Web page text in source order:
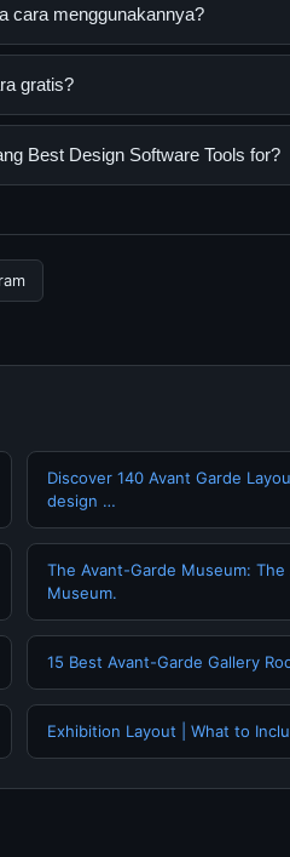
cara menggunakannya?
yang dirancang untuk membantu
gratis?
gratis oleh semua pengguna.
Best Design Software Tools for?
Discover 140 Avant Garde
design …
The Avant-Garde Museum: The
Museum.
15 Best Avant-Garde Gallery
Exhibition Layout | What to